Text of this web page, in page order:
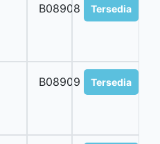
B08908 Tersedia
B08909 Tersedia